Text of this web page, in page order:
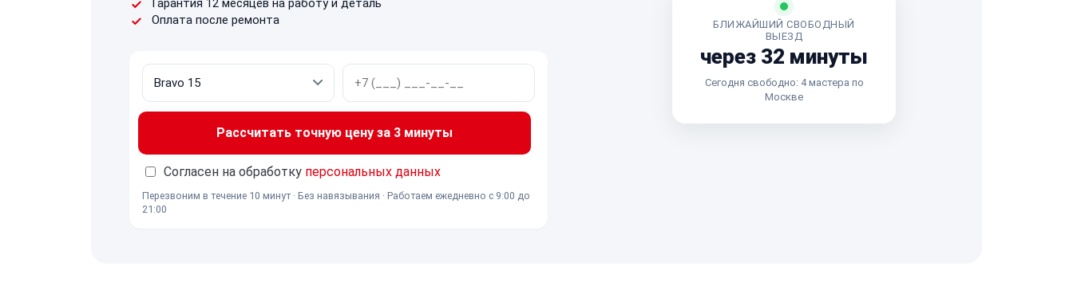
Оплата после ремонта
Рассчитать точную цену за 3 минуты
Согласен на обработку персональных данных
Перезвоним в течение 10 минут · Без навязывания · Работаем ежедневно с 9:00 до
21:00
БЛИЖАЙШИЙ СВОБОДНЫЙ
ВЫЕЗД
через 32 минуты
Сегодня свободно: 4 мастера по
Москве